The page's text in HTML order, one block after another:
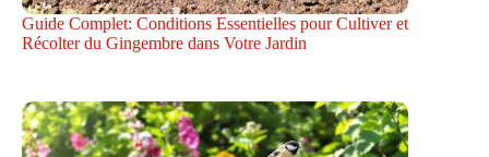
Guide Complet: Conditions Essentielles pour Cultiver et
Récolter du Gingembre dans Votre Jardin